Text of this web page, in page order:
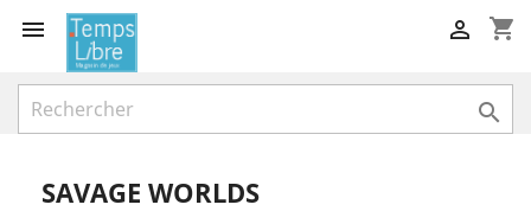
 shopping_cart


SAVAGE WORLDS